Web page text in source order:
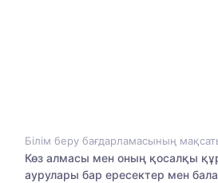
Білім беру бағдарламасының
Көз алмасы мен оның қосалқы
аурулары бар ересектер мен